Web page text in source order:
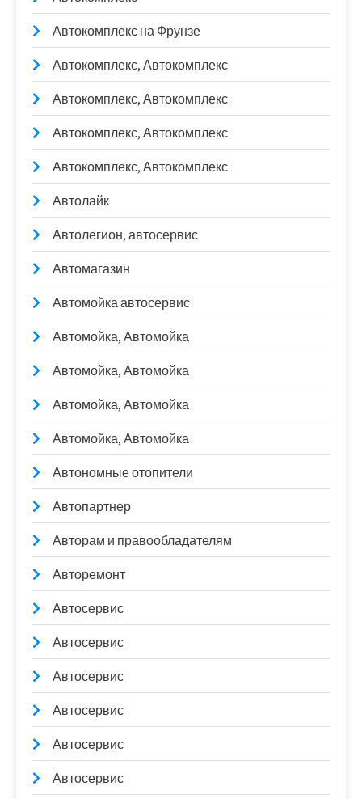
Автокомплекс на Фрунзе
Автокомплекс, Автокомплекс
Автокомплекс, Автокомплекс
Автокомплекс, Автокомплекс
Автокомплекс, Автокомплекс
Автолайк
Автолегион, автосервис
Автомагазин
Автомойка автосервис
Автомойка, Автомойка
Автомойка, Автомойка
Автомойка, Автомойка
Автомойка, Автомойка
Автономные отопители
Автопартнер
Авторам и правообладателям
Авторемонт
Автосервис
Автосервис
Автосервис
Автосервис
Автосервис
Автосервис